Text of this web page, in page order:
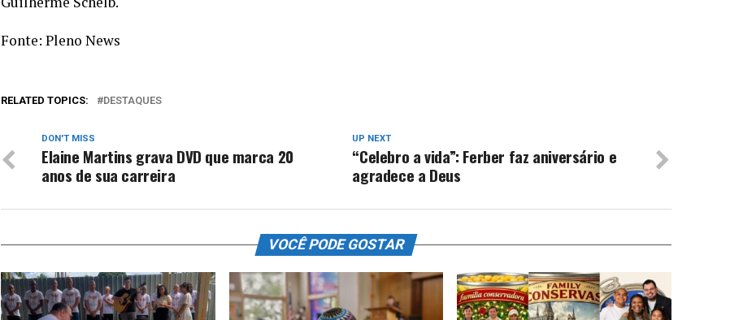
Fonte: Pleno News
RELATED TOPICS: DESTAQUES
UP NEXT
“Celebro a vida”: Ferber faz aniversário e
agradece a Deus
DON'T MISS
Elaine Martins grava DVD que marca 20
anos de sua carreira
VOCÊ PODE GOSTAR